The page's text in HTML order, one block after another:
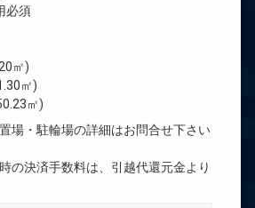
須
㎡)
㎡)
㎡)
場・駐輪場の詳細はお問合せ下さい
の決済手数料は、引越代還元金より